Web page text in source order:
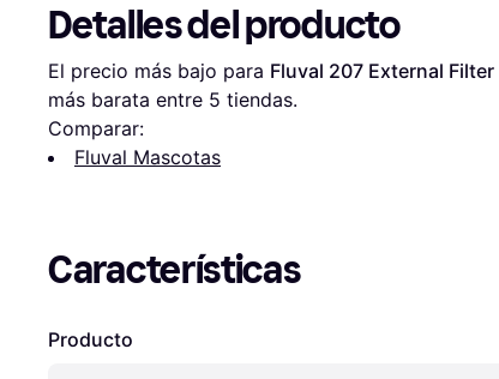
Detalles del producto
El precio más bajo para Fluval 207 External Filter
más barata entre 5 tiendas.
Comparar:
Fluval Mascotas
Características
Producto